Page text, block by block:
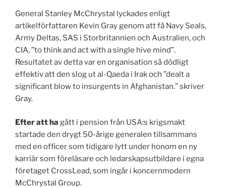
General Stanley McChrystal lyckades enligt
artikelförfattaren Kevin Gray genom att få Navy Seals,
Army Deltas, SAS i Storbritannien och Australien, och
CIA, ”to think and act with a single hive mind”.
Resultatet av detta var en organisation så dödligt
effektiv att den slog ut al-Qaeda i Irak och ”dealt a
significant blow to insurgents in Afghanistan.” skriver
Gray.
Efter att ha gått i pension från USA:s krigsmakt
startade den drygt 50-årige generalen tillsammans
med en officer som tidigare lytt under honom en ny
karriär som föreläsare och ledarskapsutbildare i egna
företaget CrossLead, som ingår i koncernmodern
McChrystal Group.